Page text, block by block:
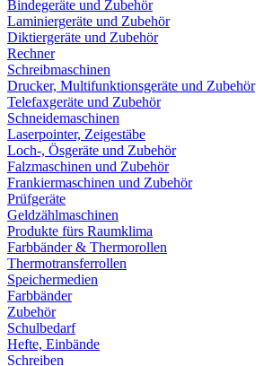
Bindegeräte und Zubehör
Laminiergeräte und Zubehör
Diktiergeräte und Zubehör
Rechner
Schreibmaschinen
Drucker, Multifunktionsgeräte und Zubehör
Telefaxgeräte und Zubehör
Schneidemaschinen
Laserpointer, Zeigestäbe
Loch-, Ösgeräte und Zubehör
Falzmaschinen und Zubehör
Frankiermaschinen und Zubehör
Prüfgeräte
Geldzählmaschinen
Produkte fürs Raumklima
Farbbänder & Thermorollen
Thermotransferrollen
Speichermedien
Farbbänder
Zubehör
Schulbedarf
Hefte, Einbände
Schreiben